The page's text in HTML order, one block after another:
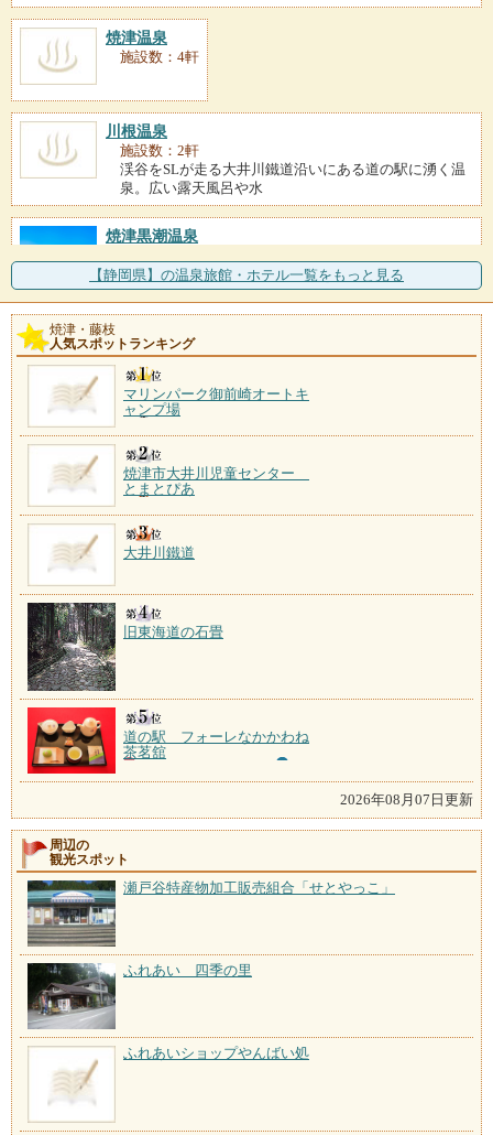
焼津温泉
施設数：4軒
川根温泉
施設数：2軒
渓谷をSLが走る大井川鐵道沿いにある道の駅に湧く温
泉。広い露天風呂や水
焼津黒潮温泉
ワイルドで男性的な景観が続く大崩海岸と、全国有数
の水揚げを誇る焼津港の
接岨峡温泉
施設数：1軒
【静岡県】の温泉旅館・ホテル一覧をもっと見る
焼津・藤枝
人気スポットランキング
マリンパーク御前崎オートキ
ャンプ場
焼津市大井川児童センター
とまとぴあ
大井川鐵道
旧東海道の石畳
道の駅 フォーレなかかわね
茶茗舘
2026年08月07日更新
周辺の
観光スポット
瀬戸谷特産物加工販売組合「せとやっこ」
ふれあい 四季の里
ふれあいショップやんばい処